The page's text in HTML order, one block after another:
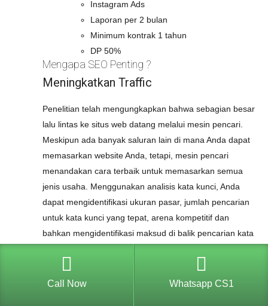
Instagram Ads
Laporan per 2 bulan
Minimum kontrak 1 tahun
DP 50%
Mengapa SEO Penting ?
Meningkatkan Traffic
Penelitian telah mengungkapkan bahwa sebagian besar
lalu lintas ke situs web datang melalui mesin pencari.
Meskipun ada banyak saluran lain di mana Anda dapat
memasarkan website Anda, tetapi, mesin pencari
menandakan cara terbaik untuk memasarkan semua
jenis usaha. Menggunakan analisis kata kunci, Anda
dapat mengidentifikasi ukuran pasar, jumlah pencarian
untuk kata kunci yang tepat, arena kompetitif dan
bahkan mengidentifikasi maksud di balik pencarian kata
banyak orang mengunjungi situs Anda dan penjualan
Call Now Whatsapp CS1